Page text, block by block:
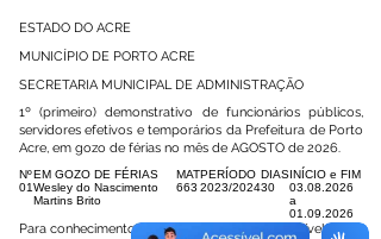
ESTADO DO ACRE
MUNICÍPIO DE PORTO ACRE
SECRETARIA MUNICIPAL DE ADMINISTRAÇÃO
1º (primeiro) demonstrativo de funcionários públicos,
servidores efetivos e temporários da Prefeitura de Porto
Acre, em gozo de férias no mês de AGOSTO de 2026.
NºEM GOZO DE FÉRIAS MATPERÍODO DIASINÍCIO e FIM
01Wesley do Nascimento
Martins Brito
663 2023/202430
03.08.2026
a
01.09.2026
Para conhecimentos e demais providencias cabível.